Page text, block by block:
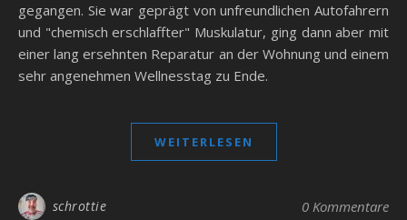
gegangen. Sie war geprägt von unfreundlichen Autofahrern
und "chemisch erschlaffter" Muskulatur, ging dann aber mit
einer lang ersehnten Reparatur an der Wohnung und einem
sehr angenehmen Wellnesstag zu Ende.
WEITERLESEN
schrottie 0 Kommentare